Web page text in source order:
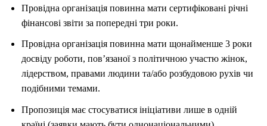
Провідна організація повинна мати сертифіковані річні
фінансові звіти за попередні три роки.
Провідна організація повинна мати щонайменше 3 роки
досвіду роботи, пов’язаної з політичною участю жінок,
лідерством, правами людини та/або розбудовою рухів чи
подібними темами.
Пропозиція має стосуватися ініціативи лише в одній